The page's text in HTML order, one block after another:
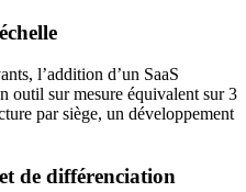
l’addition d’un SaaS
outil sur mesure équivalent sur 3
par siège, un développement
de différenciation